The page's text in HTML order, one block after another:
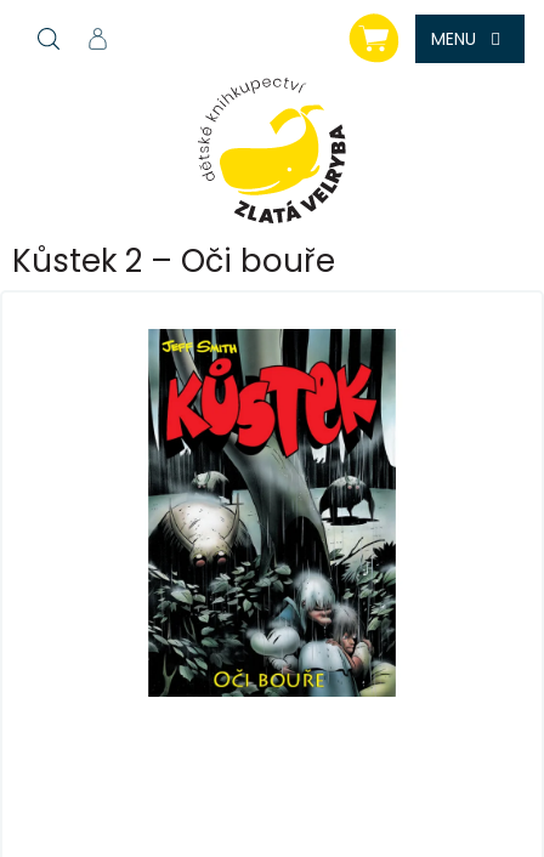
NÁKUPNÍ
KOŠÍK
Kůstek 2 – Oči bouře